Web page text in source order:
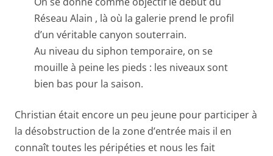
Réseau Alain , là où la galerie prend le profil
d’un véritable canyon souterrain.
Au niveau du siphon temporaire, on se
mouille à peine les pieds : les niveaux sont
bien bas pour la saison.
Christian était encore un peu jeune pour participer à
la désobstruction de la zone d’entrée mais il en
connaît toutes les péripéties et nous les fait